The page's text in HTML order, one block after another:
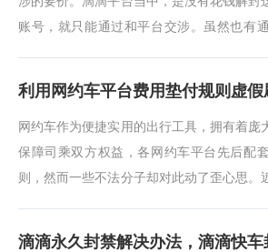
账号，就只能通过和平台交涉。虽然也有
利用网约车平台费用垫付规则虚假
网约车作为便捷实用的出行工具，拥有着庞
保障司乘双方权益，各网约车平台先后配
则，然而一些不法分子却对此动了歪心思。
滴滴永久封禁解决办法，滴滴快